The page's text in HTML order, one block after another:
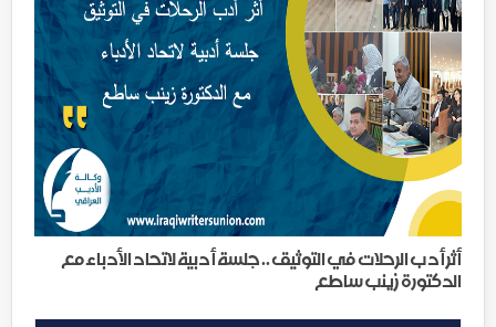
أثر أدب الرحلات في التوثيق .. جلسة أدبية لاتحاد الأدباء مع
الدكتورة زينب ساطع